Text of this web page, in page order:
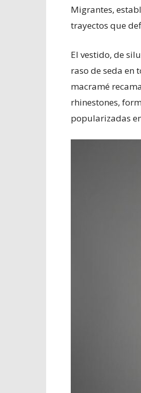
Migrantes,
trayectos que
El vestido, de
raso de seda en
macramé
rhinestones,
popularizadas